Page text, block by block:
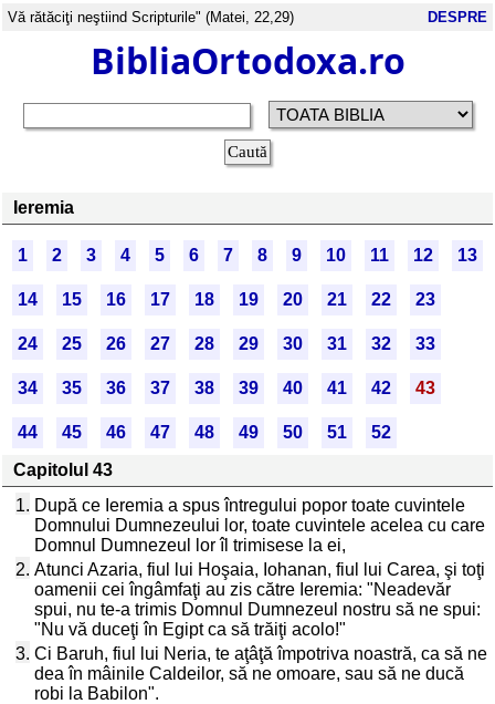
Vă rătăciţi neştiind Scripturile" (Matei, 22,29) DESPRE
BibliaOrtodoxa.ro
Ieremia
1 2 3 4 5 6 7 8 9 10 11 12 13
14 15 16 17 18 19 20 21 22 23
24 25 26 27 28 29 30 31 32 33
34 35 36 37 38 39 40 41 42 43
44 45 46 47 48 49 50 51
52
Capitolul 43
1. După ce Ieremia a spus întregului popor toate cuvintele
Domnului Dumnezeului lor, toate cuvintele acelea cu care
Domnul Dumnezeul lor îl trimisese la ei,
2. Atunci Azaria, fiul lui Hoşaia, Iohanan, fiul lui Carea, şi toţi
oamenii cei îngâmfaţi au zis către Ieremia: "Neadevăr
spui, nu te-a trimis Domnul Dumnezeul nostru să ne spui:
"Nu vă duceţi în Egipt ca să trăiţi acolo!"
3. Ci Baruh, fiul lui Neria, te aţâţă împotriva noastră, ca să ne
dea în mâinile Caldeilor, să ne omoare, sau să ne ducă
robi la Babilon".